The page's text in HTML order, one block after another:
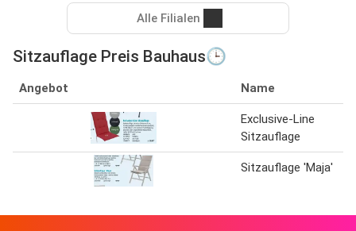
Alle Filialen
Sitzauflage Preis Bauhaus🕒
Angebot Name
Exclusive-Line
Sitzauflage
Sitzauflage 'Maja'